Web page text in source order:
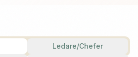
Ledare/Chefer